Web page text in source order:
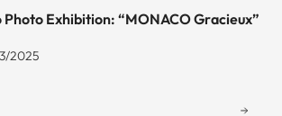
Exhibition: “MONACO Gracieux”
2025